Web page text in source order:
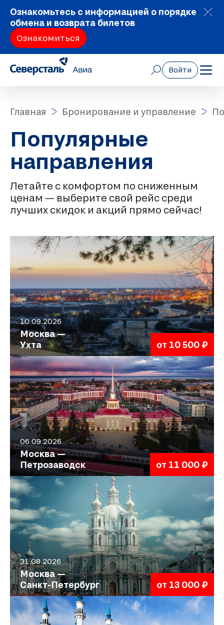
Ознакомьтесь с информацией о порядке
обмена и возврата билетов
Ознакомиться
Войти
Главная Бронирование и управление
Популярные
направления
Летайте с комфортом по сниженным
ценам — выберите свой рейс среди
лучших скидок и акций прямо сейчас!
10.09.2026
Москва —
Ухта
от 10 500 ₽
06.09.2026
Москва —
Петрозаводск
от 11 000 ₽
31.08.2026
Москва —
Санкт-Петербург
от 13 000 ₽